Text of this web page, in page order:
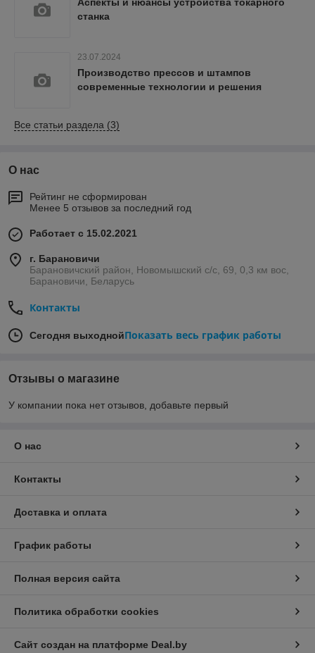
станка
23.07.2024
Производство прессов и штампов
современные технологии и решения
Все статьи раздела (3)
О нас
Рейтинг не сформирован
Менее 5 отзывов за последний год
Работает с 15.02.2021
г. Барановичи
Барановичский район, Новомышский с/с, 69, 0,3 км вос,
Барановичи, Беларусь
Контакты
Сегодня выходнойПоказать весь график работы
Отзывы о магазине
У компании пока нет отзывов, добавьте первый
О нас
Контакты
Доставка и оплата
График работы
Полная версия сайта
Политика обработки cookies
Сайт создан на платформе Deal.by